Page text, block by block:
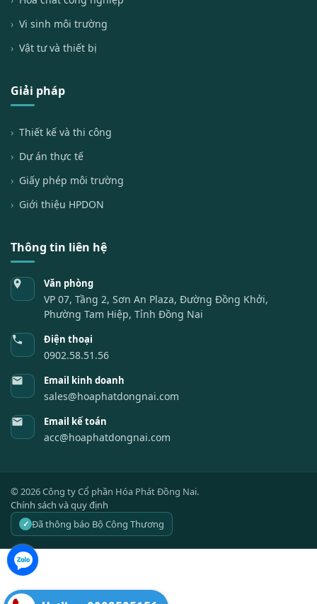
Vi sinh môi trường
Vật tư và thiết bị
Giải pháp
Thiết kế và thi công
Dự án thực tế
Giấy phép môi trường
Giới thiệu HPDON
Thông tin liên hệ
Văn phòng
VP 07, Tầng 2, Sơn An Plaza, Đường Đồng Khởi,
Phường Tam Hiệp, Tỉnh Đồng Nai
Điện thoại
0902.58.51.56
Email kinh doanh
sales@hoaphatdongnai.com
Email kế toán
acc@hoaphatdongnai.com
© 2026Công ty Cổ phần Hóa Phát Đồng Nai.
Chính sách và quy định
✓ Đã thông báo Bộ Công Thương